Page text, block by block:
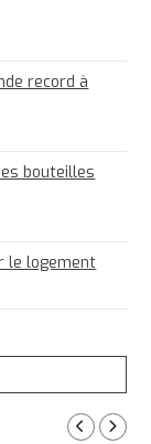
record à
bouteilles
le logement